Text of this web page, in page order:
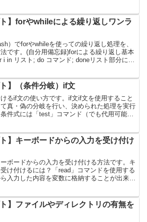
ト】forやwhileによる繰り返しワンラ
）でforやwhileを使っての繰り返し処理を、
です。(自分用備忘録)forによる繰り返し基本
i in リスト; do コマンド; doneリスト部分には
】（条件分岐）if文
るif文の使い方です。if文if文を使用すること
真・偽の分岐を行い、決められた処理を実行
件式には「test」コマンド（でも代用可能）
】キーボードからの入力を受け付け
ボードからの入力を受け付ける方法です。キ
け付けるには？「read」コマンドを使用する
入力した内容を変数に格納することが出来ま
】ファイルやディレクトリの有無を